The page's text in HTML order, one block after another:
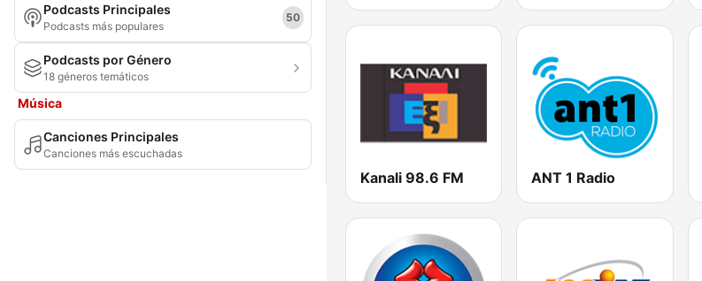
Podcasts Principales
Podcasts más populares
50
Podcasts por Género
18 géneros temáticos
Música
Canciones Principales
Canciones más escuchadas
Kanali 98.6 FM ANT 1 Radio